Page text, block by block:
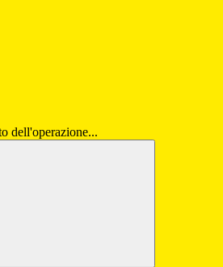
dell'operazione...